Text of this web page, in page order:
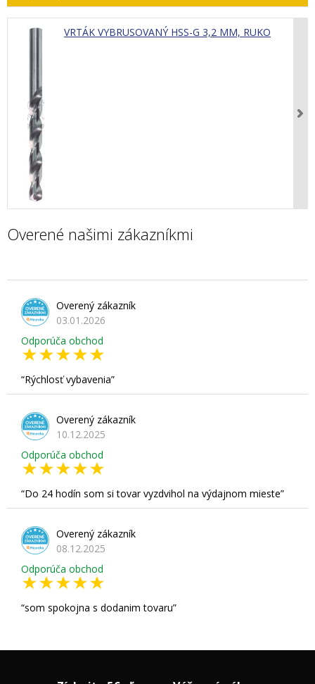
VRTÁK VYBRUSOVANÝ HSS-G 3,2 MM, RUKO
Overené našimi zákazníkmi
Overený zákazník
03.01.2026
Odporúča obchod
Rýchlosť vybavenia
Overený zákazník
10.12.2025
Odporúča obchod
Do 24 hodín som si tovar vyzdvihol na výdajnom mieste
Overený zákazník
08.12.2025
Odporúča obchod
som spokojna s dodanim tovaru